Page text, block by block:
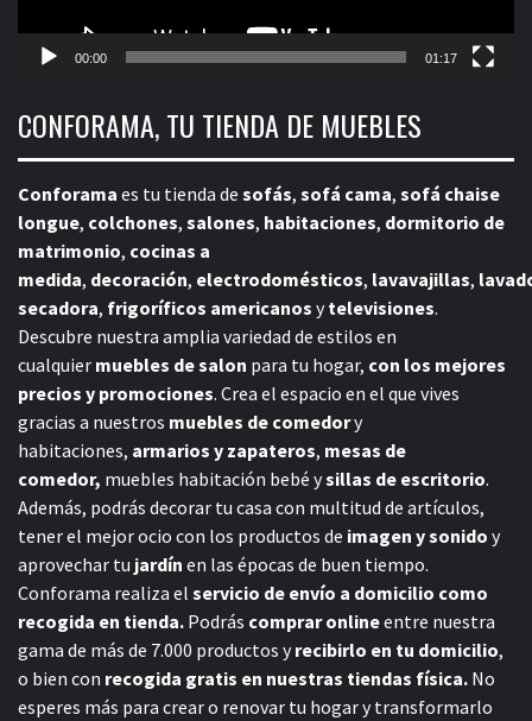
00:00 01:17
CONFORAMA, TU TIENDA DE MUEBLES
Conforama es tu tienda de sofás, sofá cama, sofá chaise
longue, colchones, salones, habitaciones, dormitorio de
matrimonio, cocinas a
medida, decoración, electrodomésticos, lavavajillas,
secadora, frigoríficos americanos ytelevisiones.
Descubre nuestra amplia variedad de estilos en
cualquier muebles de salon para tu hogar, con los mejores
precios y promociones. Crea el espacio en el que vives
gracias a nuestros muebles de comedory
habitaciones, armarios y zapateros, mesas de
comedor, muebles habitación bebé ysillas de escritorio.
Además, podrás decorar tu casa con multitud de artículos,
tener el mejor ocio con los productos de imagen y sonido y
aprovechar tu jardín en las épocas de buen tiempo.
Conforama realiza el servicio de envío a domicilio como
recogida en tienda. Podrás comprar onlineentre nuestra
gama de más de 7.000 productos yrecibirlo en tu domicilio,
o bien con recogida gratis en nuestras tiendas física. No
esperes más para crear o renovar tu hogar y transformarlo